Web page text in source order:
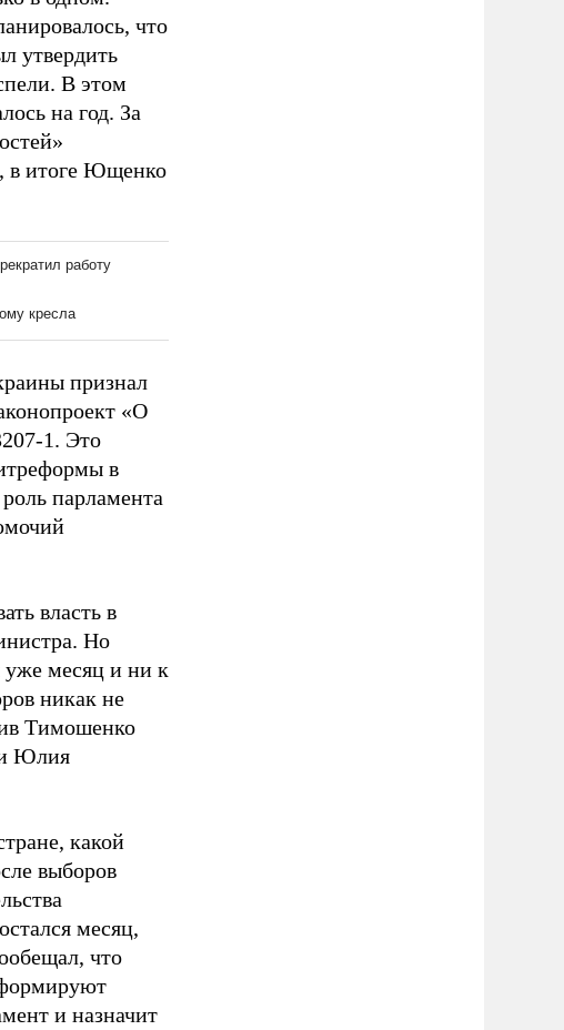
что
утвердить
В этом
на год. За
в итоге Ющенко
признал
«О
1. Это
в
парламента
власть в
Но
уже месяц и ни к
никак не
Тимошенко
и Юлия
какой
выборов
месяц,
что
и назначит